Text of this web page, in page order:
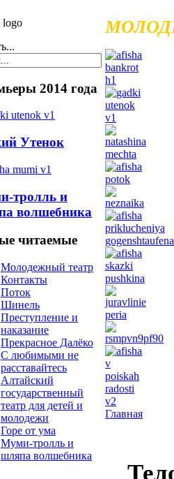
2014 года
Утенок
тролль и
волшебника
читаемые
Молодежный театр
Контакты
Поток
Шинель
Преступление и
наказание
Прекрасное Далёко
С любимыми не
расставайтесь
Алтайский
государственный
театр для детей и
молодежи
Горе от ума
Муми-тролль и
шляпа волшебника
Главная